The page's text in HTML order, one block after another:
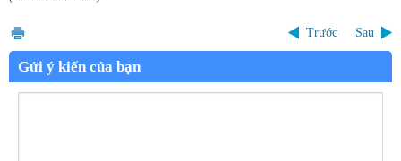
Trước Sau
Gửi ý kiến của bạn